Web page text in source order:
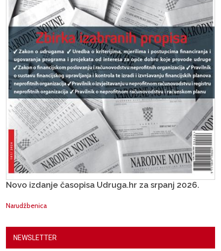
Novo izdanje časopisa Udruga.hr za srpanj 2026.
Narudžbenica
NEWSLETTER